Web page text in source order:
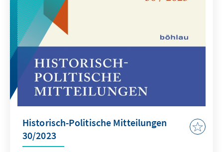
Historisch-Politische Mitteilungen
30/2023